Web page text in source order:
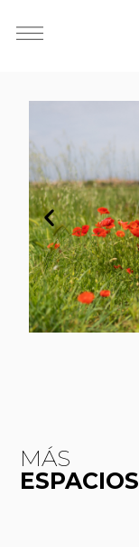
MÁS
ESPACIOS